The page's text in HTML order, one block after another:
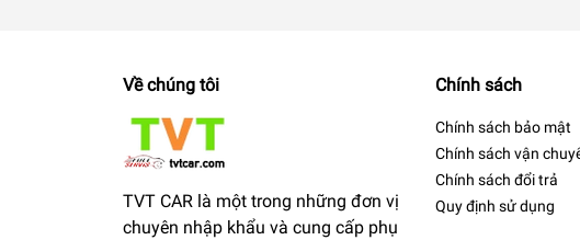
Về chúng tôi
TVT CAR là một trong những đơn vị
chuyên nhập khẩu và cung cấp phụ
Chính sách
Chính sách bảo mật
Chính sách vận
Chính sách đổi trả
Quy định sử dụng